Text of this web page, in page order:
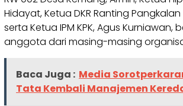
Hidayat, Ketua DKR Ranting Pangkalan
serta Ketua IPM KPK, Agus Kurniawan,
anggota dari masing-masing
Baca Juga : Media
Tata Kembali Manajemen